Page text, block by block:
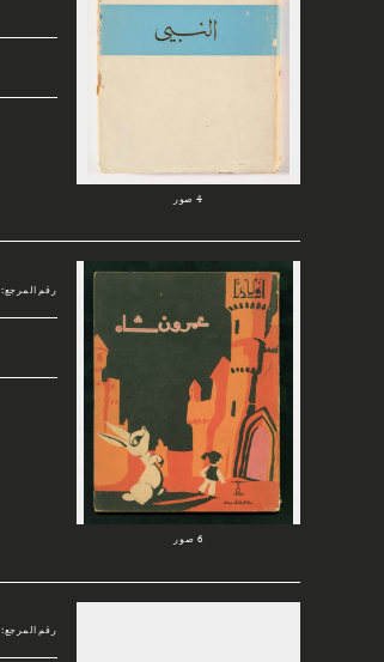
4 صور
رقم المرجع: A019
6 صور
رقم المرجع: A031